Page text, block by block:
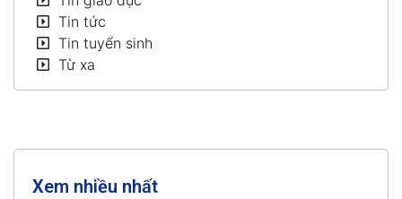
Tin tức
Tin tuyển sinh
Từ xa
Xem nhiều nhất